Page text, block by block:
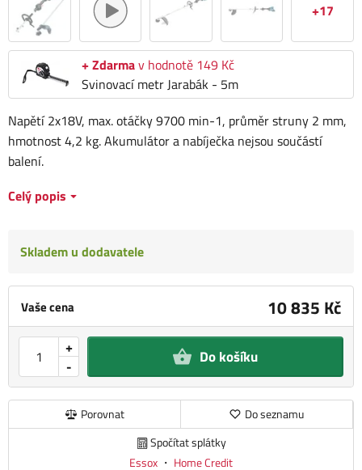
+17
+ Zdarmav hodnotě 149 Kč
Svinovací metr Jarabák - 5m
Vaše cena 10 835 Kč
-
+ Do košíku
Porovnat
Do seznamu
Spočítat splátky
Essox ・ Home Credit
Napětí 2x18V, max. otáčky 9700 min-1, průměr struny 2 mm,
hmotnost 4,2 kg. Akumulátor a nabíječka nejsou součástí
balení.
Celý popis
Skladem u dodavatele